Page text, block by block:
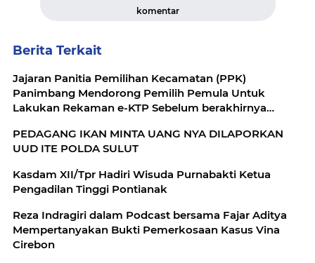
komentar
Berita Terkait
Jajaran Panitia Pemilihan Kecamatan (PPK)
Panimbang Mendorong Pemilih Pemula Untuk
Lakukan Rekaman e-KTP Sebelum berakhirnya
PEDAGANG IKAN MINTA UANG NYA DILAPORKAN
UUD ITE POLDA SULUT
Kasdam XII/Tpr Hadiri Wisuda Purnabakti Ketua
Pengadilan Tinggi Pontianak
Reza Indragiri dalam Podcast bersama Fajar Aditya
Mempertanyakan Bukti Pemerkosaan Kasus Vina
Cirebon